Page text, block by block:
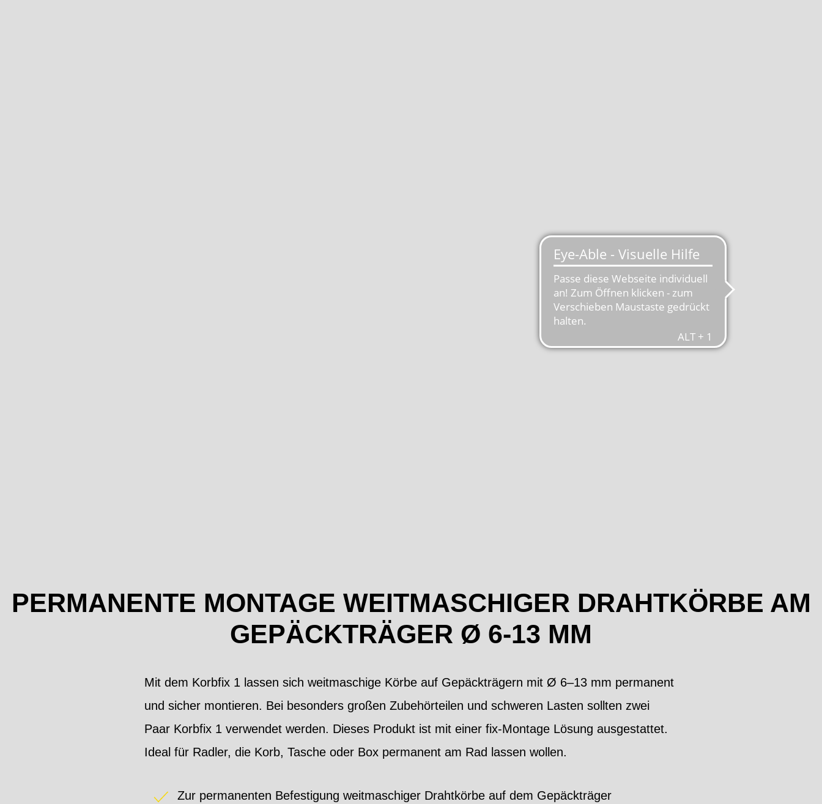
PERMANENTE MONTAGE WEITMASCHIGER DRAHTKÖRBE AM
GEPÄCKTRÄGER Ø 6-13 MM
Mit dem Korbfix 1 lassen sich weitmaschige Körbe auf Gepäckträgern mit Ø 6–13 mm permanent
und sicher montieren. Bei besonders großen Zubehörteilen und schweren Lasten sollten zwei
Paar Korbfix 1 verwendet werden. Dieses Produkt ist mit einer fix-Montage Lösung ausgestattet.
Ideal für Radler, die Korb, Tasche oder Box permanent am Rad lassen wollen.
Zur permanenten Befestigung weitmaschiger Drahtkörbe auf dem Gepäckträger